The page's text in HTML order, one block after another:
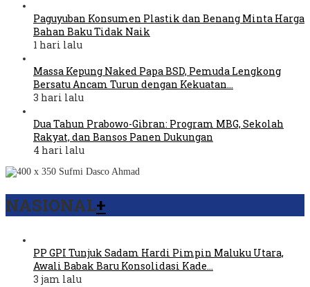
Paguyuban Konsumen Plastik dan Benang Minta Harga
Bahan Baku Tidak Naik
1 hari lalu
Massa Kepung Naked Papa BSD, Pemuda Lengkong
Bersatu Ancam Turun dengan Kekuatan…
3 hari lalu
Dua Tahun Prabowo-Gibran: Program MBG, Sekolah
Rakyat, dan Bansos Panen Dukungan
4 hari lalu
NASIONAL+
PP GPI Tunjuk Sadam Hardi Pimpin Maluku Utara,
Awali Babak Baru Konsolidasi Kade…
3 jam lalu